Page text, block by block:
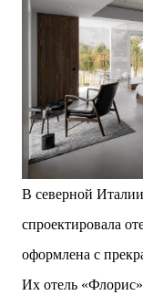
В северной
спроектировала
оформлена с
Их отель